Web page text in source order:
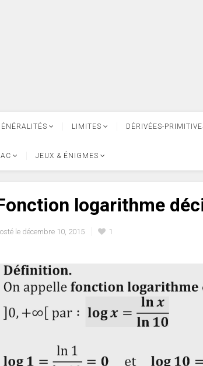
LIMITES DÉRIVÉES-
JEUX & ÉNIGMES
logarithme
le décembre 10, 2015 1